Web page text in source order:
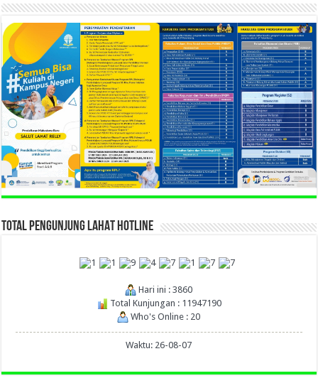
TOTAL PENGUNJUNG LAHAT HOTLINE
Hari ini : 3860
Total Kunjungan : 11947190
Who's Online : 20
Waktu: 26-08-07